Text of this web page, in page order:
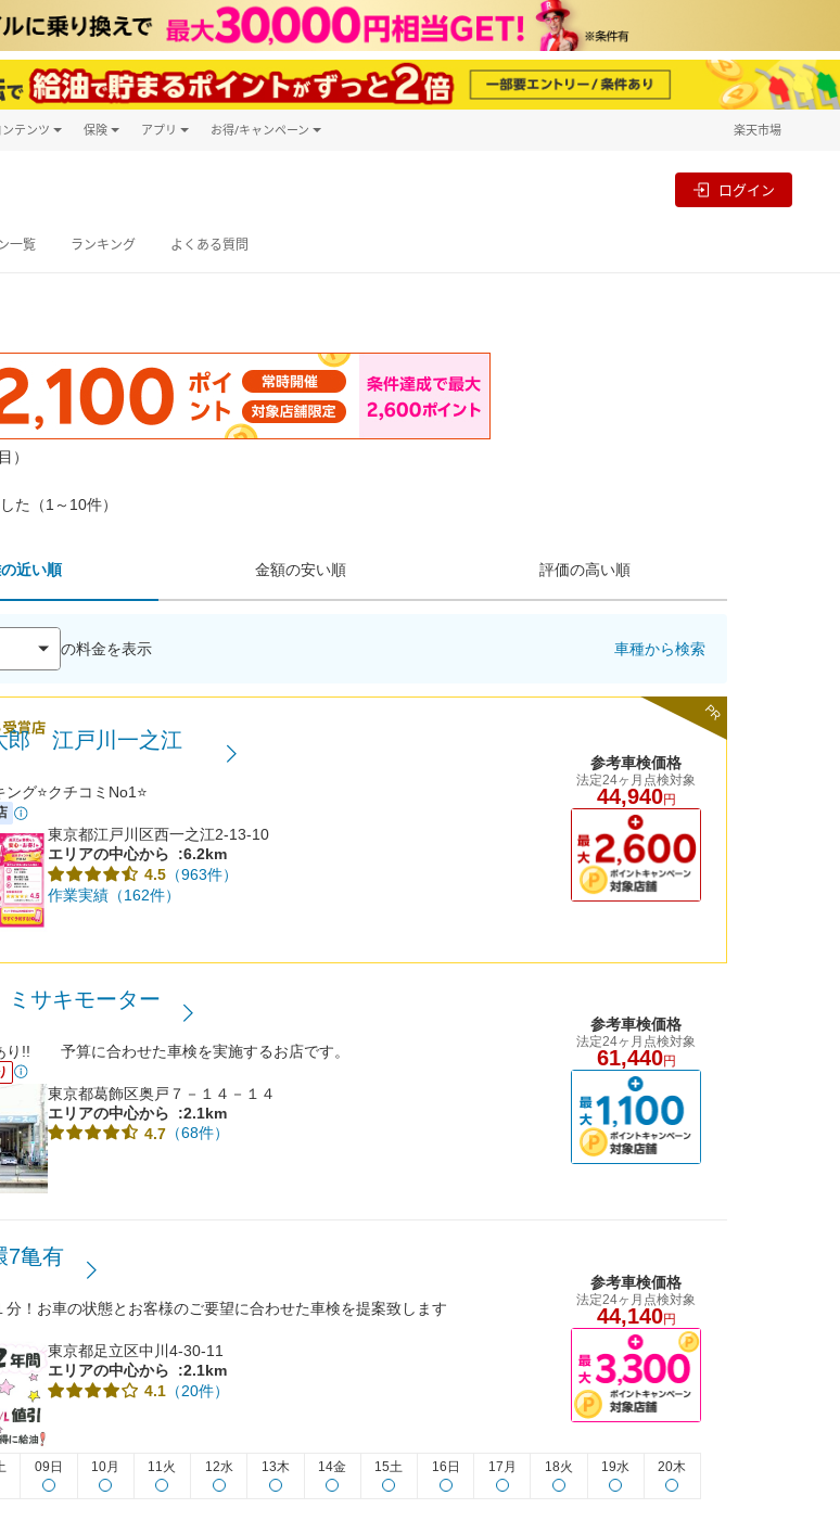
ンテンツ 保険 アプリ お得/キャンペーン 楽天市場
ログイン
一覧 ランキング よくある質問
）
た（1～10件）
近い順 金額の安い順 評価の高い順
の料金を表示 車種から検索
PR
郎 江戸川一之江
グ⭐クチコミNo1⭐
東京都江戸川区西一之江2-13-10
エリアの中心から
:6.2km
4.5 （963件）
作業実績（162件）
参考車検価格
法定24ヶ月点検対象
44,940円
サキモーター
り!! 予算に合わせた車検を実施するお店です。
東京都葛飾区奥戸７－１４－１４
エリアの中心から
:2.1km
4.7 （68件）
参考車検価格
法定24ヶ月点検対象
61,440円
亀有
分！お車の状態とお客様のご要望に合わせた車検を提案致します
東京都足立区中川4-30-11
エリアの中心から
:2.1km
4.1 （20件）
参考車検価格
法定24ヶ月点検対象
44,140円
09日 10月 11火 12水 13木 14金 15土 16日 17月 18火 19水 20木